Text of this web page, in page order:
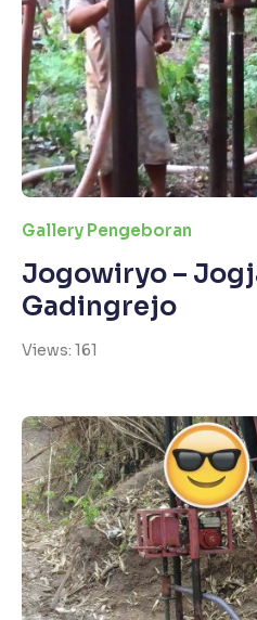
Gallery Pengeboran
Jogowiryo –
Gadingrejo
Views: 161